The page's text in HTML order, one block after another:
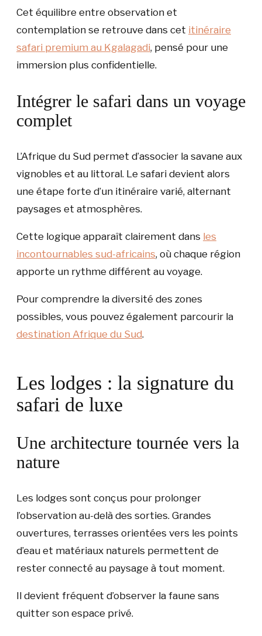
Cet équilibre entre observation et
contemplation se retrouve dans cet itinéraire
safari premium au Kgalagadi, pensé pour une
immersion plus confidentielle.
Intégrer le safari dans un voyage
complet
L’Afrique du Sud permet d’associer la savane aux
vignobles et au littoral. Le safari devient alors
une étape forte d’un itinéraire varié, alternant
paysages et atmosphères.
Cette logique apparaît clairement dans les
incontournables sud-africains, où chaque région
apporte un rythme différent au voyage.
Pour comprendre la diversité des zones
possibles, vous pouvez également parcourir la
destination Afrique du Sud.
Les lodges : la signature du
safari de luxe
Une architecture tournée vers la
nature
Les lodges sont conçus pour prolonger
l’observation au-delà des sorties. Grandes
ouvertures, terrasses orientées vers les points
d’eau et matériaux naturels permettent de
rester connecté au paysage à tout moment.
Il devient fréquent d’observer la faune sans
quitter son espace privé.